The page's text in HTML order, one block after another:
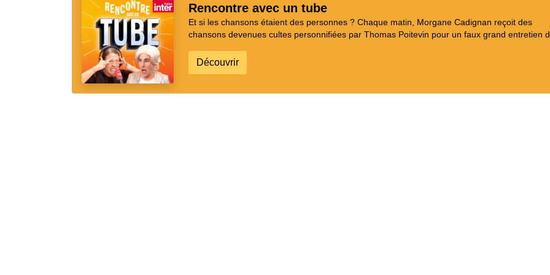
Rencontre avec un tube
Et si les chansons étaient des personnes ? Chaque matin, Morgane Cadignan reçoit des
chansons devenues cultes personnifiées par Thomas Poitevin pour un faux grand entretien
Découvrir